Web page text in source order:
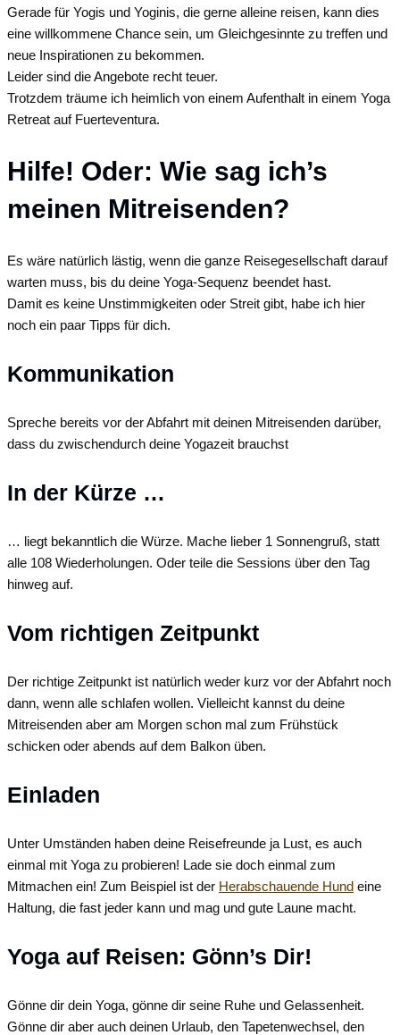
Gerade für Yogis und Yoginis, die gerne alleine reisen, kann dies
eine willkommene Chance sein, um Gleichgesinnte zu treffen und
neue Inspirationen zu bekommen.
Leider sind die Angebote recht teuer.
Trotzdem träume ich heimlich von einem Aufenthalt in einem Yoga
Retreat auf Fuerteventura.
Hilfe! Oder: Wie sag ich’s
meinen Mitreisenden?
Es wäre natürlich lästig, wenn die ganze Reisegesellschaft darauf
warten muss, bis du deine Yoga-Sequenz beendet hast.
Damit es keine Unstimmigkeiten oder Streit gibt, habe ich hier
noch ein paar Tipps für dich.
Kommunikation
Spreche bereits vor der Abfahrt mit deinen Mitreisenden darüber,
dass du zwischendurch deine Yogazeit brauchst
In der Kürze …
… liegt bekanntlich die Würze. Mache lieber 1 Sonnengruß, statt
alle 108 Wiederholungen. Oder teile die Sessions über den Tag
hinweg auf.
Vom richtigen Zeitpunkt
Der richtige Zeitpunkt ist natürlich weder kurz vor der Abfahrt noch
dann, wenn alle schlafen wollen. Vielleicht kannst du deine
Mitreisenden aber am Morgen schon mal zum Frühstück
schicken oder abends auf dem Balkon üben.
Einladen
Unter Umständen haben deine Reisefreunde ja Lust, es auch
einmal mit Yoga zu probieren! Lade sie doch einmal zum
Mitmachen ein! Zum Beispiel ist der Herabschauende Hund eine
Haltung, die fast jeder kann und mag und gute Laune macht.
Yoga auf Reisen: Gönn’s Dir!
Gönne dir dein Yoga, gönne dir seine Ruhe und Gelassenheit.
Gönne dir aber auch deinen Urlaub, den Tapetenwechsel, den